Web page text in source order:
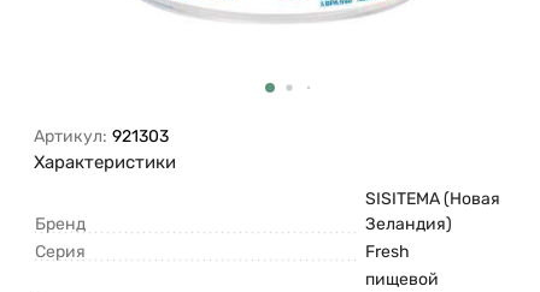
Артикул: 921303
Характеристики
Бренд
SISITEMA (Новая
Зеландия)
Серия
Fresh
пищевой